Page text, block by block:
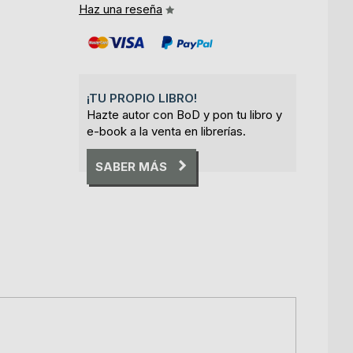
Haz una reseña
¡TU PROPIO LIBRO!
Hazte autor con BoD y pon tu libro y
e-book a la venta en librerías.
SABER MÁS